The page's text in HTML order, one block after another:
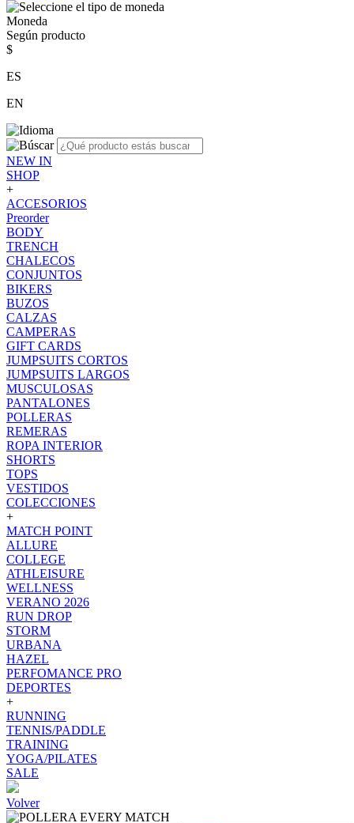
Moneda
Según producto
$
ES
EN
NEW IN
SHOP
+
ACCESORIOS
Preorder
BODY
TRENCH
CHALECOS
CONJUNTOS
BIKERS
BUZOS
CALZAS
CAMPERAS
GIFT CARDS
JUMPSUITS CORTOS
JUMPSUITS LARGOS
MUSCULOSAS
PANTALONES
POLLERAS
REMERAS
ROPA INTERIOR
SHORTS
TOPS
VESTIDOS
COLECCIONES
+
MATCH POINT
ALLURE
COLLEGE
ATHLEISURE
WELLNESS
VERANO 2026
RUN DROP
STORM
URBANA
HAZEL
PERFOMANCE PRO
DEPORTES
+
RUNNING
TENNIS/PADDLE
TRAINING
YOGA/PILATES
SALE
Volver